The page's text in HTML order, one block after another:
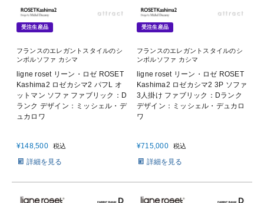
受注生産品
フランスのエレガントスタイルのシ
ンボルソファ カシマ
ligne roset リーン・ロゼ ROSET
Kashima2 ロゼカシマ2 パフL オ
ットマン ソファ ファブリック：D
ランク デザイン：ミッシェル・デ
ュカロワ
¥148,500 税込
詳細を見る
受注生産品
フランスのエレガントスタイルのシ
ンボルソファ カシマ
ligne roset リーン・ロゼ ROSET
Kashima2 ロゼカシマ2 3P ソファ
3人掛け ファブリック：Dランク
デザイン：ミッシェル・デュカロ
ワ
¥715,000 税込
詳細を見る